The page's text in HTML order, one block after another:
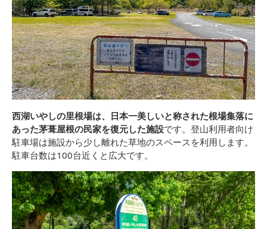
西湖いやしの里根場は、日本一美しいと称された根場集落に
あった茅葺屋根の民家を復元した施設です。登山利用者向け
駐車場は施設から少し離れた草地のスペースを利用します。
駐車台数は100台近くと広大です。